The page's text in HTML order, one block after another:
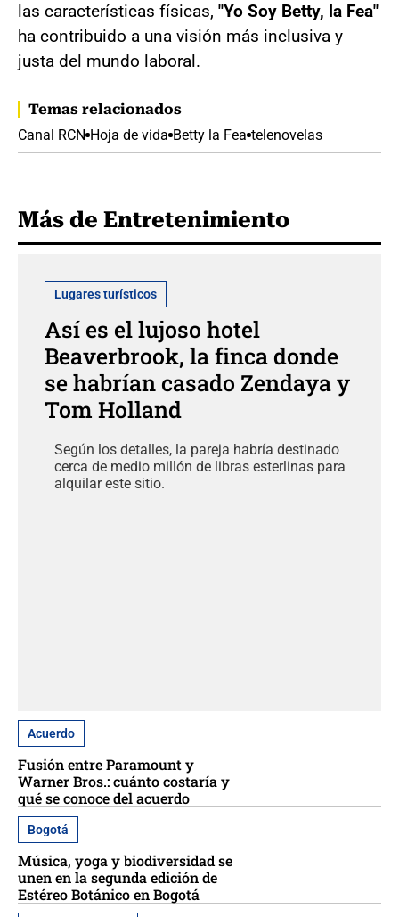
las características físicas, "Yo Soy Betty, la Fea"
ha contribuido a una visión más inclusiva y
justa del mundo laboral.
Temas relacionados
Canal RCN Hoja de vida Betty la Fea telenovelas
Más de Entretenimiento
Lugares turísticos
Así es el lujoso hotel
Beaverbrook, la finca donde
se habrían casado Zendaya y
Tom Holland
Según los detalles, la pareja habría destinado
cerca de medio millón de libras esterlinas para
alquilar este sitio.
Acuerdo
Fusión entre Paramount y
Warner Bros.: cuánto costaría y
qué se conoce del acuerdo
Bogotá
Música, yoga y biodiversidad se
unen en la segunda edición de
Estéreo Botánico en Bogotá